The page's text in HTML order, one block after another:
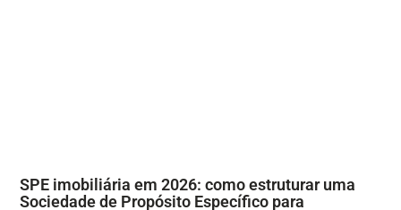
SPE imobiliária em 2026: como estruturar uma
Sociedade de Propósito Específico para